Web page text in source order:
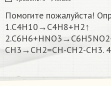
Помогите пожалуйста!
1.C4H10→C4H8+H2↑
CH3→CH2=CH-CH2-CH3.